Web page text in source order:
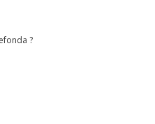
?